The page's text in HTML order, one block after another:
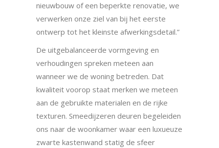
nieuwbouw of een beperkte renovatie, we
verwerken onze ziel van bij het eerste
ontwerp tot het kleinste afwerkingsdetail.”
De uitgebalanceerde vormgeving en
verhoudingen spreken meteen aan
wanneer we de woning betreden. Dat
kwaliteit voorop staat merken we meteen
aan de gebruikte materialen en de rijke
texturen. Smeedijzeren deuren begeleiden
ons naar de woonkamer waar een luxueuze
zwarte kastenwand statig de sfeer